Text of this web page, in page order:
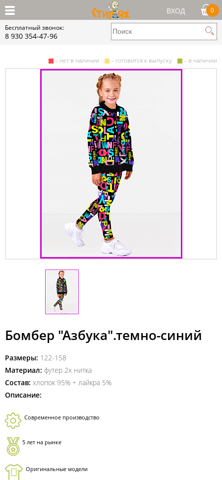
ВХОД 0
Бесплатный звонок:
8 930 354-47-96
– нет в наличии – готовится к выпуску – в наличии
Бомбер "Азбука".темно-синий
Размеры: 122-158
Материал: футер 2х нитка
Состав: хлопок 95% + лайкра 5%
Описание:
Современное производство
5 лет на рынке
Оригинальные модели